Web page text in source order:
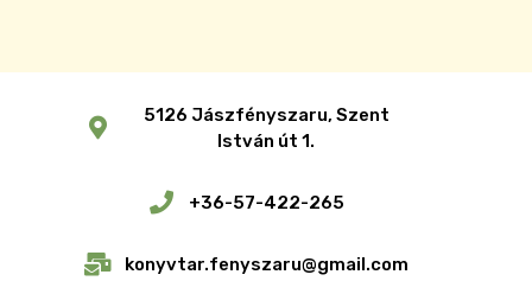
5126 Jászfényszaru, Szent
István út 1.
+36-57-422-265
konyvtar.fenyszaru@gmail.com